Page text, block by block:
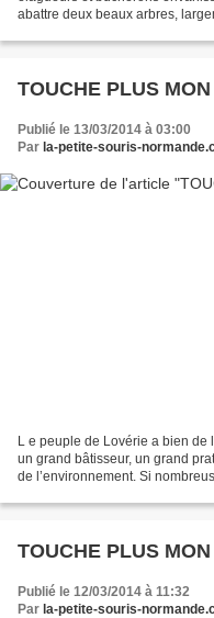
abattre deux beaux arbres,
TOUCHE PLUS
Publié le 13/03/2014 à 03:00
Par la-petite-souris-
L e peuple de Lovérie a bien de
un grand bâtisseur, un grand
de l’environnement. Si
TOUCHE PLUS
Publié le 12/03/2014 à 11:32
Par la-petite-souris-